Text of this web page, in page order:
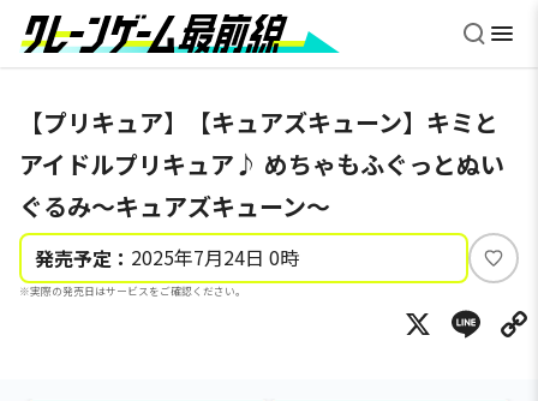
【プリキュア】【キュアズキューン】キミと
アイドルプリキュア♪ めちゃもふぐっとぬい
ぐるみ～キュアズキューン～
発売予定： 2025年7月24日 0時
※実際の発売日はサービスをご確認ください。
い
ね
X